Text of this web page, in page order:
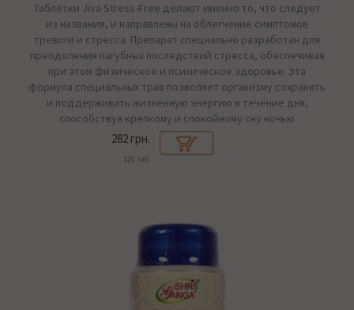
Таблетки Jiva Stress-Free делают именно то, что следует
из названия, и направлены на облегчение симптомов
тревоги и стресса. Препарат специально разработан для
преодоления пагубных последствий стресса, обеспечивая
при этом физическое и психическое здоровье. Эта
формула специальных трав позволяет организму сохранять
и поддерживать жизненную энергию в течение дня,
способствуя крепкому и спокойному сну ночью
282 грн.
120 таб.